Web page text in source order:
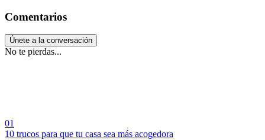
Comentarios
Únete a la conversación
No te pierdas...
01
10 trucos para que tu casa sea más acogedora